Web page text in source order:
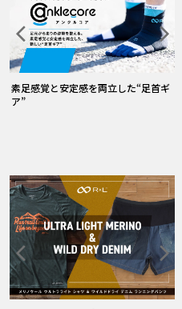
雨の日ウェア・ソックス特集
ストレスフリーな履心地のタイツ